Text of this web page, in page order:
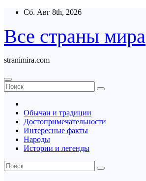
Перейти
содержимому
Сб. Авг 8th, 2026
Все страны мира
stranimira.com
Обычаи и традиции
Достопримечательности
Интересные факты
Народы
Истории и легенды